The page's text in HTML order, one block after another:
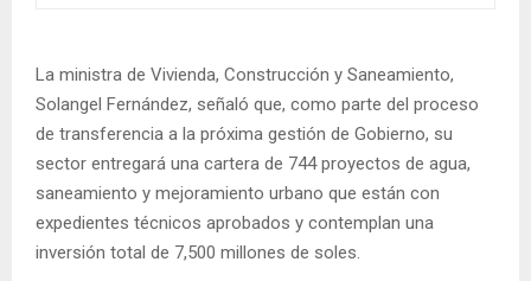
La ministra de Vivienda, Construcción y Saneamiento,
Solangel Fernández, señaló que, como parte del proceso
de transferencia a la próxima gestión de Gobierno, su
sector entregará una cartera de 744 proyectos de agua,
saneamiento y mejoramiento urbano que están con
expedientes técnicos aprobados y contemplan una
inversión total de 7,500 millones de soles.